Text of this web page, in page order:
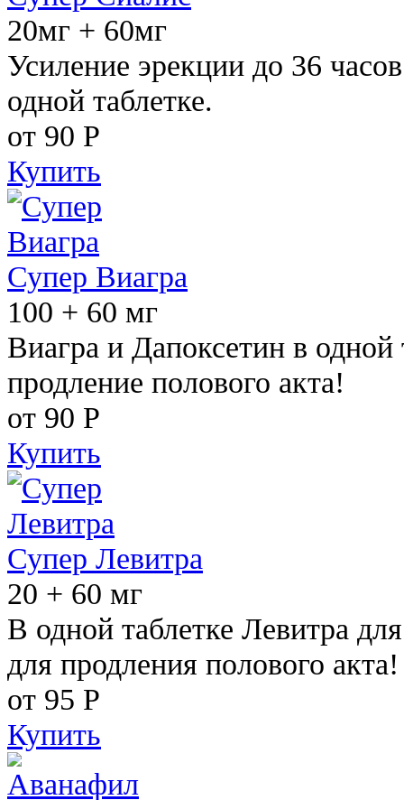
20мг + 60мг
Усиление эрекции до 36
одной таблетке.
от 90 Р
Купить
Супер Виагра
100 + 60 мг
Виагра и Дапоксетин в одной
продление полового акта!
от 90 Р
Купить
Супер Левитра
20 + 60 мг
В одной таблетке Левитра
для продления полового акта!
от 95 Р
Купить